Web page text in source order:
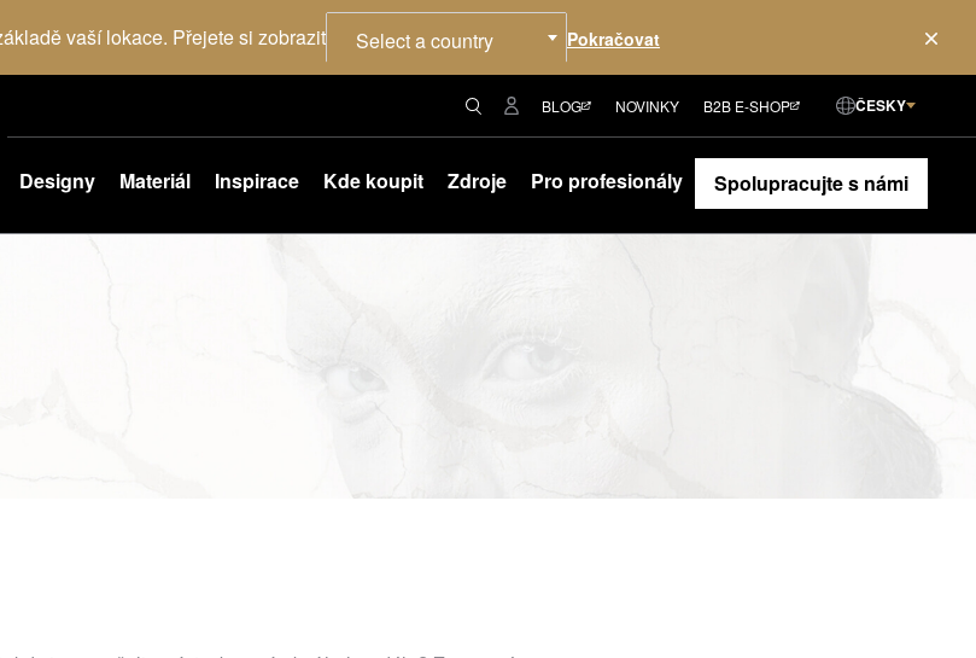
vaší lokace. Přejete si zobrazit Select a country
BLOG NOVINKY B2B E-SHOP ČESKY
Designy Materiál Inspirace Kde koupit Zdroje Pro profesionály Spolupracujte s námi